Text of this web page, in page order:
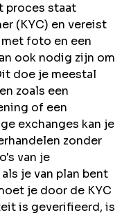
proces staat
(KYC) en vereist
foto en een
ook nodig zijn om
doe je meestal
zoals een
of een
exchanges kan je
zonder
van je
je van plan bent
je door de KYC
is geverifieerd, is